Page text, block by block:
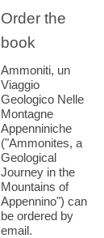
Order the
book
Ammoniti, un
Viaggio
Geologico Nelle
Montagne
Appenniniche
("Ammonites, a
Geological
Journey in the
Mountains of
Appennino") can
be ordered by
email.